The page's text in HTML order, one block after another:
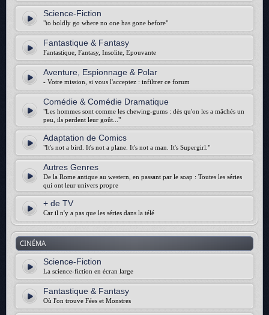
Science-Fiction
"to boldly go where no one has gone before"
Fantastique & Fantasy
Fantastique, Fantasy, Insolite, Epouvante
Aventure, Espionnage & Polar
- Votre mission, si vous l'acceptez : infiltrer ce forum
Comédie & Comédie Dramatique
"Les hommes sont comme les chewing-gums : dès qu'on les a mâchés un
peu, ils perdent leur goût..."
Adaptation de Comics
"It's not a bird. It's not a plane. It's not a man. It's Supergirl."
Autres Genres
De la Rome antique au western, en passant par le soap : Toutes les séries
qui ont leur univers propre
+ de TV
Car il n'y a pas que les séries dans la télé
CINÉMA
Science-Fiction
La science-fiction en écran large
Fantastique & Fantasy
Où l'on trouve Fées et Monstres